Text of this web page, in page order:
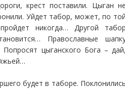
крест поставили. Цыган
Уйдет табор, может, по
никогда… Другой
Православные
Попросят цыганского Бога –
будет в таборе.